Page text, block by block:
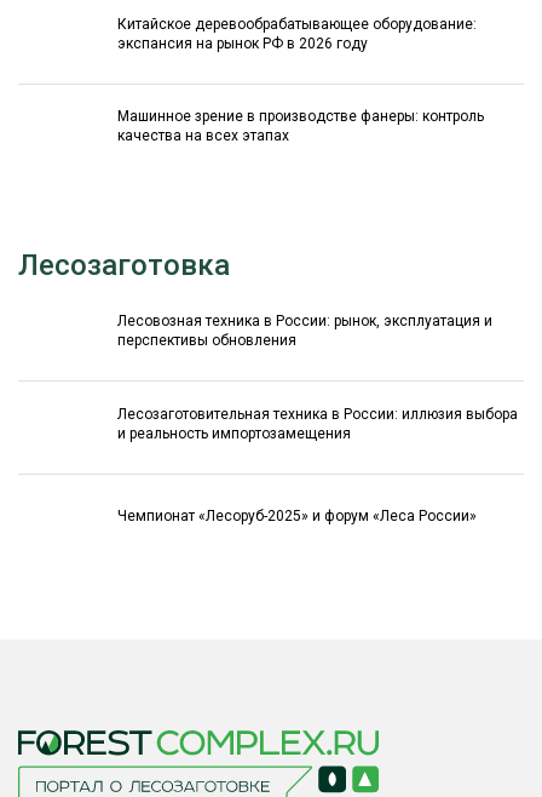
Китайское деревообрабатывающее оборудование:
экспансия на рынок РФ в 2026 году
Машинное зрение в производстве фанеры: контроль
качества на всех этапах
Лесозаготовка
Лесовозная техника в России: рынок, эксплуатация и
перспективы обновления
Лесозаготовительная техника в России: иллюзия выбора
и реальность импортозамещения
Чемпионат «Лесоруб-2025» и форум «Леса России»